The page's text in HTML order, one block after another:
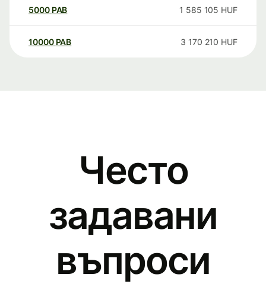
5000 PAB 1 585 105 HUF
10000 PAB 3 170 210 HUF
Често
задавани
въпроси